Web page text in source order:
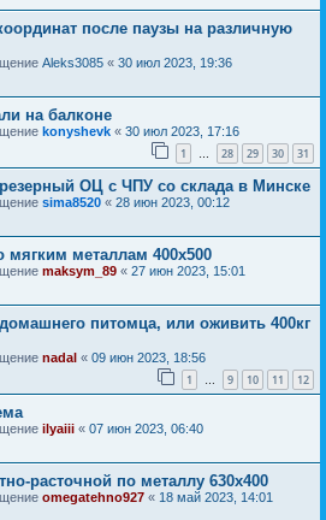
после паузы на различную
Aleks3085 « 30 июл 2023, 19:36
на балконе
konyshevk « 30 июл 2023, 17:16
1 … 28 29 30 31
ОЦ с ЧПУ со склада в Минске
sima8520 « 28 июн 2023, 00:12
металлам 400x500
maksym_89 « 27 июн 2023, 15:01
питомца, или оживить 400кг
nadal « 09 июн 2023, 18:56
1 9 10 11 12
ilyaiii « 07 июн 2023, 06:40
расточной по металлу 630х400
omegatehno927 « 18 май 2023, 14:01